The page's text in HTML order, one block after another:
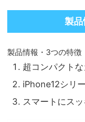
製品
製品情報・3つの特徴
超コンパクト
iPhone12シリ
スマートにス